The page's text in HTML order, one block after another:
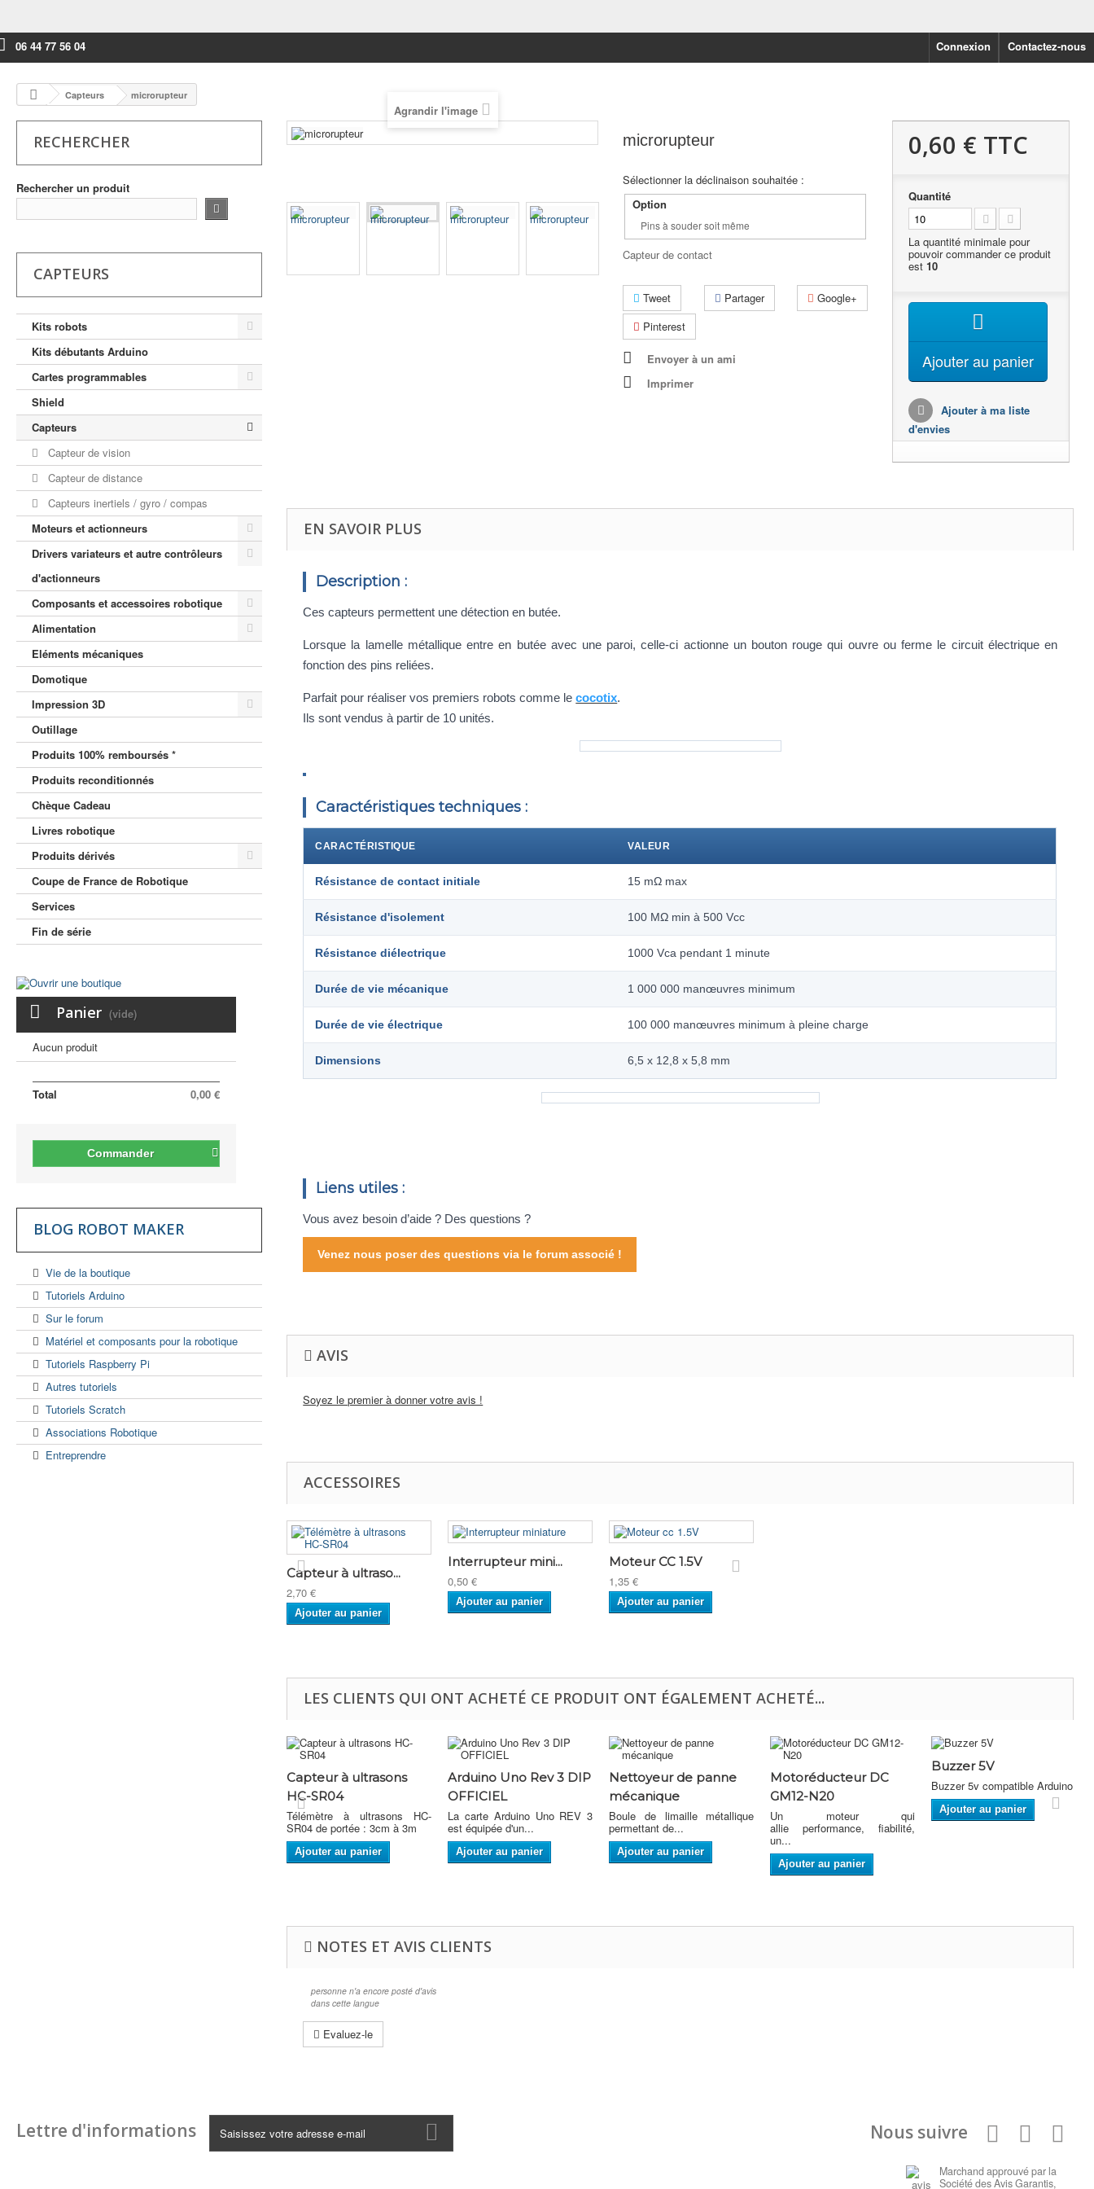
Contactez-nous
06 44 77 56 04 Connexion
Capteurs microrupteur
RECHERCHER
Rechercher un produit
CAPTEURS
Kits robots
Kits débutants Arduino
Cartes programmables
Shield
Capteurs
Capteur de vision
Capteur de distance
Capteurs inertiels / gyro / compas
Moteurs et actionneurs
Drivers variateurs et autre contrôleurs
d'actionneurs
Composants et accessoires robotique
Alimentation
Eléments mécaniques
Domotique
Impression 3D
Outillage
Produits 100% remboursés *
Produits reconditionnés
Chèque Cadeau
Livres robotique
Produits dérivés
Coupe de France de Robotique
Services
Fin de série
Panier (vide)
Aucun produit
0,00 €
Total
Commander
BLOG ROBOT MAKER
Vie de la boutique
Tutoriels Arduino
Sur le forum
Matériel et composants pour la robotique
Tutoriels Raspberry Pi
Autres tutoriels
Tutoriels Scratch
Associations Robotique
Entreprendre
Agrandir l'image
microrupteur
Sélectionner la déclinaison souhaitée :
Option
Pins à souder soit même
Capteur de contact
Tweet Partager
Google+
Pinterest
Envoyer à un ami
Imprimer
0,60 € TTC
Quantité
La quantité minimale pour
pouvoir commander ce produit
est10
Ajouter au panier
Ajouter à ma liste
d'envies
EN SAVOIR PLUS
Description :
Ces capteurs permettent une détection en butée.
Lorsque la lamelle métallique entre en butée avec une paroi, celle-ci actionne un bouton rouge qui ouvre ou ferme le circuit électrique en
fonction des pins reliées.
Parfait pour réaliser vos premiers robots comme lecocotix.
Ils sont vendus à partir de 10 unités.
Caractéristiques techniques :
CARACTÉRISTIQUE VALEUR
Résistance de contact initiale 15 mΩ max
Résistance d'isolement 100 MΩ min à 500 Vcc
Résistance diélectrique 1000 Vca pendant 1 minute
Durée de vie mécanique 1 000 000 manœuvres minimum
Durée de vie électrique 100 000 manœuvres minimum à pleine charge
Dimensions 6,5 x 12,8 x 5,8 mm
Liens utiles :
Vous avez besoin d’aide ? Des questions ?
Venez nous poser des questions via le forum associé !
AVIS
Soyez le premier à donner votre avis !
ACCESSOIRES
Capteur à ultraso...
2,70 €
Ajouter au panier
Interrupteur mini...
0,50 €
Ajouter au panier
Moteur CC 1.5V
1,35 €
Ajouter au panier
LES CLIENTS QUI ONT ACHETÉ CE PRODUIT ONT ÉGALEMENT ACHETÉ...
Capteur à ultrasons
HC-SR04
Télémètre à ultrasons HC-
SR04 de portée : 3cm à 3m
Ajouter au panier
Arduino Uno Rev 3 DIP
OFFICIEL
La carte Arduino Uno REV 3
est équipée d'un...
Ajouter au panier
Nettoyeur de panne
mécanique
Boule de limaille métallique
permettant de...
Ajouter au panier
Motoréducteur DC
GM12-N20
Un moteur qui
allie performance, fiabilité,
un...
Ajouter au panier
Buzzer 5V
Buzzer 5v compatible Arduino
Ajouter au panier
NOTES ET AVIS CLIENTS
personne n'a encore posté d'avis
dans cette langue
Evaluez-le
Lettre d'informations Nous suivre
Marchand approuvé par la
Société des Avis Garantis,